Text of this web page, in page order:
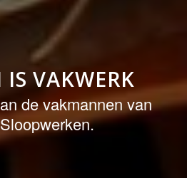
IS VAKWERK
de vakmannen van